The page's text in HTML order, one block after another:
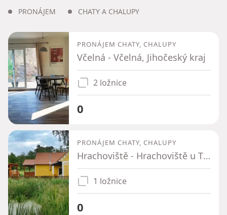
PRONÁJEM CHATY A CHALUPY
PRONÁJEM CHATY, CHALUPY
Včelná - Včelná, Jihočeský kraj
2 ložnice
0
PRONÁJEM CHATY, CHALUPY
Hrachoviště - Hrachoviště u Třeboně, Jihočeský kraj
1 ložnice
0